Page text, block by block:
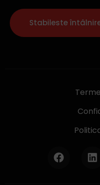
Stabileste